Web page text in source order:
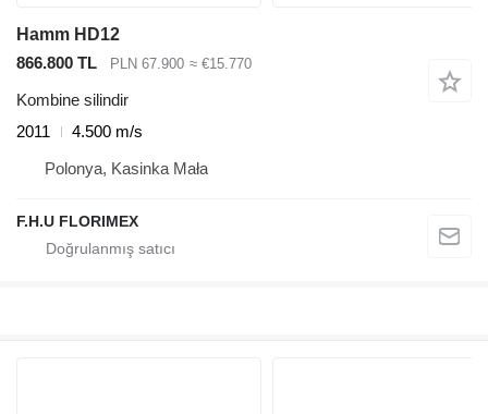
Hamm HD12
866.800 TL
PLN 67.900 ≈ €15.770
Kombine silindir
2011
4.500 m/s
Polonya, Kasinka Mała
F.H.U FLORIMEX